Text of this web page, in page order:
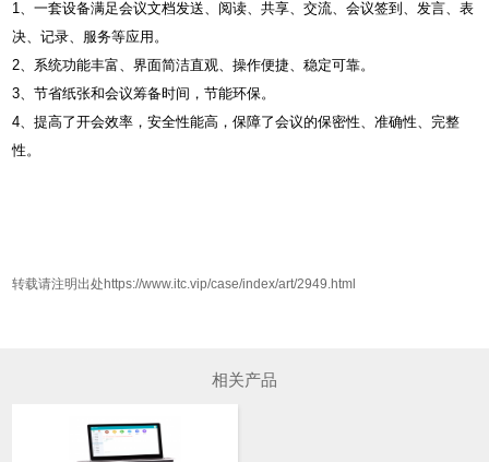
1、一套设备满足会议文档发送、阅读、共享、交流、会议签到、发言、表
决、记录、服务等应用。
2、系统功能丰富、界面简洁直观、操作便捷、稳定可靠。
3、节省纸张和会议筹备时间，节能环保。
4、提高了开会效率，安全性能高，保障了会议的保密性、准确性、完整
性。
转载请注明出处https://www.itc.vip/case/index/art/2949.html
相关产品